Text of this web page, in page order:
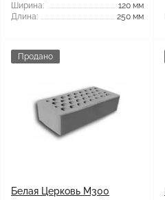
Ширина:
120 мм
Длина:
250 мм
Продано
Белая Церковь М300